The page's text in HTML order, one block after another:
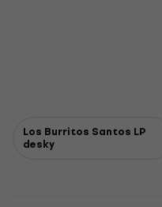
Los Burritos Santos LP
desky